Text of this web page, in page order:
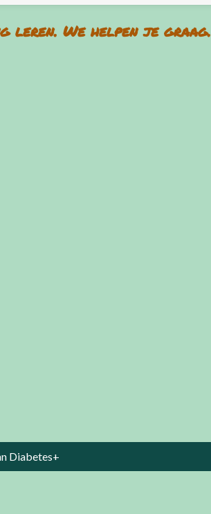
leren. We helpen je graag.
Diabetes+